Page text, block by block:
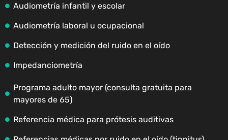
Audiometría infantil y escolar
Audiometría laboral u ocupacional
Detección y medición del ruido en el oído
Impedanciometría
Programa adulto mayor (consulta gratuita para
mayores de 65)
Referencia médica para prótesis auditivas